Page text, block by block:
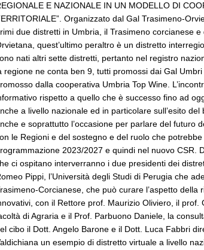
E NAZIONALE IN UN MODELLO DI
Organizzato dal Gal Trasimeno-
due distretti in Umbria, il Trasimeno corcianese
quest’ultimo peraltro è un distretto
nati altri sette distretti, pertanto nel registro
regione ne conta ben 9, tutti promossi dai Gal
dalla cooperativa Umbria Top Wine.
rispetto a quello che è successo fino ad
a livello nazionale ed in particolare sull’esito
e soprattutto l’occasione per parlare del futuro
le Regioni e del sostegno e del ruolo che
2023/2027 e quindi nel nuovo CSR.
ci ospitano interverranno i due presidenti dei
Pippi, l’Università degli Studi di Perugia che
Corcianese, che può curare l’aspetto della
con il Rettore prof. Maurizio Oliviero, il prof.
di Agraria e il Prof. Parbuono Daniele, la
cibo il Dott. Angelo Barone e il Dott. Luca Fabbri
un esempio di distretto virtuale a livello